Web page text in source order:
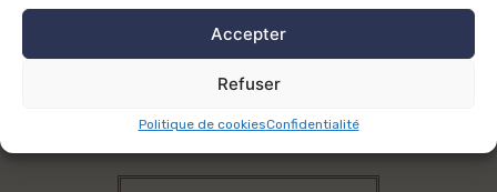
Accepter
Refuser
Politique de cookiesConfidentialité
Que ce soit pour un conseil, un litige ou une
stratégie juridique, je suis à votre écoute.
échanger sur vos besoins.